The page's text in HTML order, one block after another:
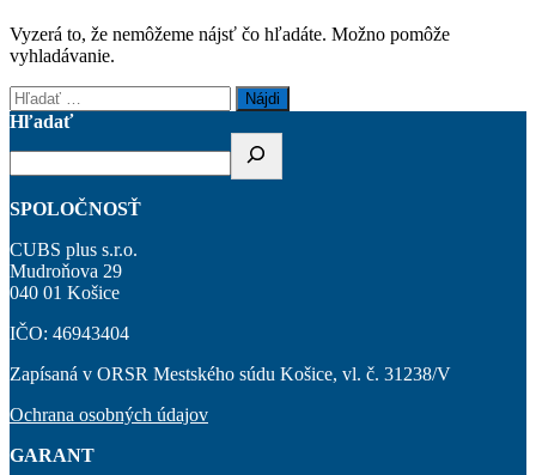
Vyzerá to, že nemôžeme nájsť čo hľadáte. Možno pomôže
vyhladávanie.
Hľadať:
Hľadať
SPOLOČNOSŤ
CUBS plus s.r.o.
Mudroňova 29
040 01 Košice
IČO: 46943404
Zapísaná v ORSR Mestského súdu Košice, vl. č. 31238/V
Ochrana osobných údajov
GARANT